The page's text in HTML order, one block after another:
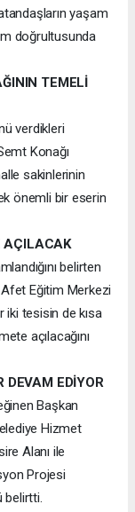
yaşam
doğrultusunda
TEMELİ
verdikleri
Konağı
sakinlerinin
önemli bir eserin
AÇILACAK
belirten
Eğitim Merkezi
iki tesisin de kısa
açılacağını
DEVAM EDİYOR
Başkan
Hizmet
Alanı ile
Projesi
belirtti.